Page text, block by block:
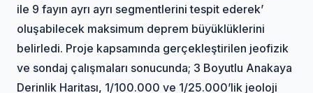
ile 9 fayın ayrı ayrı segmentlerini tespit ederek’
oluşabilecek maksimum deprem büyüklüklerini
belirledi. Proje kapsamında gerçekleştirilen jeofizik
ve sondaj çalışmaları sonucunda; 3 Boyutlu Anakaya
Derinlik Haritası, 1/100.000 ve 1/25.000’lik jeoloji